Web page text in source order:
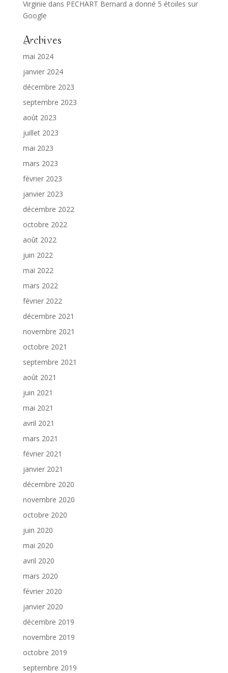
Virginie dans PECHART Bernard a donné 5 étoiles sur
Google
Archives
mai 2024
janvier 2024
décembre 2023
septembre 2023
août 2023
juillet 2023
mai 2023
mars 2023
février 2023
janvier 2023
décembre 2022
octobre 2022
août 2022
juin 2022
mai 2022
mars 2022
février 2022
décembre 2021
novembre 2021
octobre 2021
septembre 2021
août 2021
juin 2021
mai 2021
avril 2021
mars 2021
février 2021
janvier 2021
décembre 2020
novembre 2020
octobre 2020
juin 2020
mai 2020
avril 2020
mars 2020
février 2020
janvier 2020
décembre 2019
novembre 2019
octobre 2019
septembre 2019